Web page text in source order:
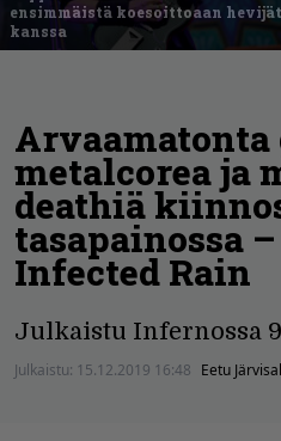
ensimmäistä koesoittoaan
kanssa
Arvaamatonta
metalcorea ja
deathiä
tasapainossa
Infected Rain
Julkaistu Infernossa
Julkaistu: 15.12.2019 16:48 Eetu